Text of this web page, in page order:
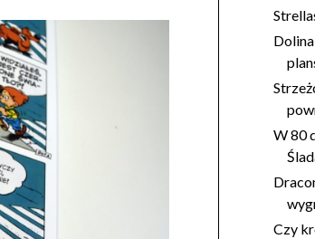
W 80
Czy